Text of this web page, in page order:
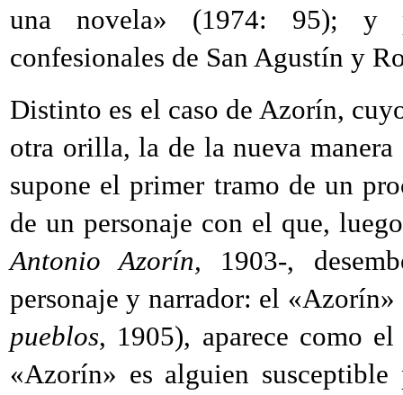
una novela» (1974: 95); y
confesionales de San Agustín y
Distinto es el caso de Azorín,
otra orilla, la de la nueva
supone el primer tramo de un
de un personaje con el que,
Antonio Azorín, 1903-,
personaje y narrador: el
pueblos, 1905), aparece como
«Azorín» es alguien